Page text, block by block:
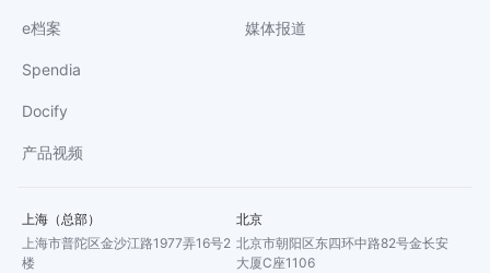
e档案
Spendia
Docify
产品视频
媒体报道
上海（总部）
上海市普陀区金沙江路1977弄16号2
楼
北京
北京市朝阳区东四环中路82号金长安
大厦C座1106